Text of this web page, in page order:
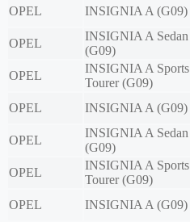
OPEL
INSIGNIA A (G09)
OPEL
INSIGNIA A Sedan
(G09)
OPEL
INSIGNIA A Sports
Tourer (G09)
OPEL
INSIGNIA A (G09)
OPEL
INSIGNIA A Sedan
(G09)
OPEL
INSIGNIA A Sports
Tourer (G09)
OPEL
INSIGNIA A (G09)